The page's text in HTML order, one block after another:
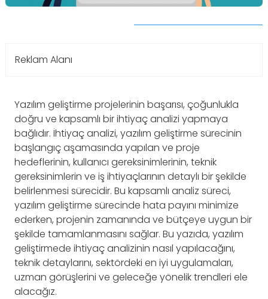
Reklam Alanı
Yazılım geliştirme projelerinin başarısı, çoğunlukla
doğru ve kapsamlı bir ihtiyaç analizi yapmaya
bağlıdır. İhtiyaç analizi, yazılım geliştirme sürecinin
başlangıç aşamasında yapılan ve proje
hedeflerinin, kullanıcı gereksinimlerinin, teknik
gereksinimlerin ve iş ihtiyaçlarının detaylı bir şekilde
belirlenmesi sürecidir. Bu kapsamlı analiz süreci,
yazılım geliştirme sürecinde hata payını minimize
ederken, projenin zamanında ve bütçeye uygun bir
şekilde tamamlanmasını sağlar. Bu yazıda, yazılım
geliştirmede ihtiyaç analizinin nasıl yapılacağını,
teknik detaylarını, sektördeki en iyi uygulamaları,
uzman görüşlerini ve geleceğe yönelik trendleri ele
alacağız.